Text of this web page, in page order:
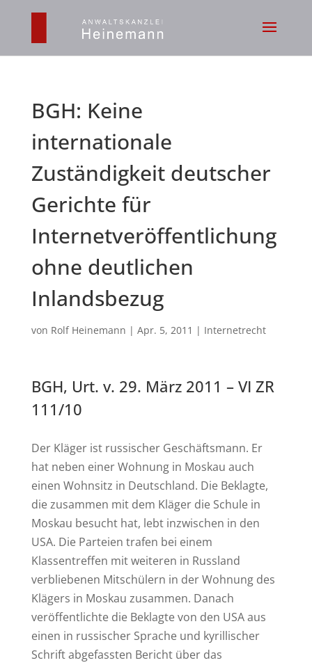
BGH: Keine
internationale
Zuständigkeit deutscher
Gerichte für
Internetveröffentlichung
ohne deutlichen
Inlandsbezug
von Rolf Heinemann | Apr. 5, 2011 | Internetrecht
BGH, Urt. v. 29. März 2011 – VI ZR
111/10
Der Kläger ist russischer Geschäftsmann. Er
hat neben einer Wohnung in Moskau auch
einen Wohnsitz in Deutschland. Die Beklagte,
die zusammen mit dem Kläger die Schule in
Moskau besucht hat, lebt inzwischen in den
USA. Die Parteien trafen bei einem
Klassentreffen mit weiteren in Russland
verbliebenen Mitschülern in der Wohnung des
Klägers in Moskau zusammen. Danach
veröffentlichte die Beklagte von den USA aus
einen in russischer Sprache und kyrillischer
Schrift abgefassten Bericht über das